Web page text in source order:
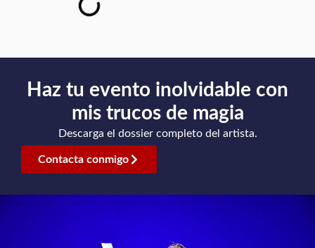
Haz tu evento inolvidable con
mis trucos de magia
Descarga el dossier completo del artista.
Contacta conmigo